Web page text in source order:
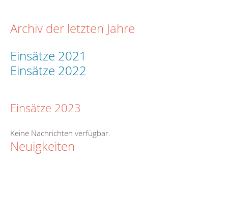
Archiv der letzten Jahre
Einsätze 2021
Einsätze 2022
Einsätze 2023
Keine Nachrichten verfügbar.
Neuigkeiten